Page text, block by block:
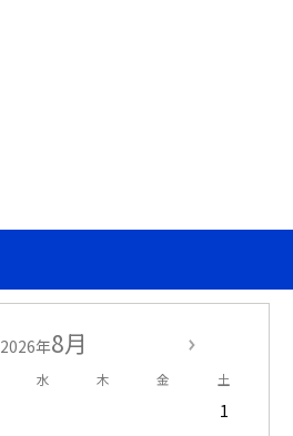
2026年8月
水 木 金 土
1